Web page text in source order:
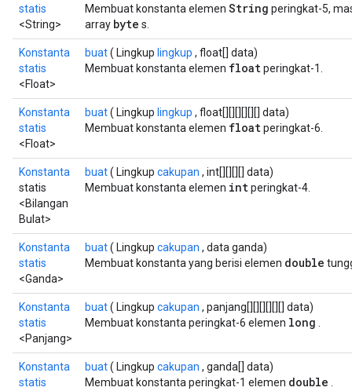
statis
<String>
Membuat konstanta elemen String peringkat-5,
array byte s.
Konstanta
statis
<Float>
buat( Lingkup lingkup , float[] data)
Membuat konstanta elemen floatperingkat-1.
Konstanta
statis
<Float>
buat( Lingkup lingkup , float[][][][][][] data)
Membuat konstanta elemen floatperingkat-6.
Konstanta
statis
<Bilangan
Bulat>
buat( Lingkup cakupan , int[][][][] data)
Membuat konstanta elemen intperingkat-4.
Konstanta
statis
<Ganda>
buat( Lingkup cakupan , data ganda)
Membuat konstanta yang berisi elemen double
Konstanta
statis
<Panjang>
buat( Lingkup cakupan , panjang[][][][][][] data)
Membuat konstanta peringkat-6 elemen long
Konstanta
statis
buat( Lingkup cakupan , ganda[] data)
Membuat konstanta peringkat-1 elemen double